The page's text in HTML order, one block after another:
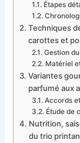
Étapes
Techniques
carottes et
Gestion
Matériel
Variantes
parfumé aux
Accords
Étude de
Nutrition,
du trio